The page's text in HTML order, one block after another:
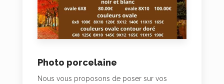
Photo porcelaine
Nous vous proposons de poser sur vos